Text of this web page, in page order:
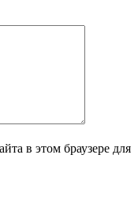
в этом браузере для